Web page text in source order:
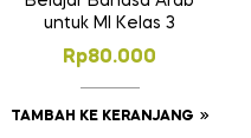
untuk MI Kelas 3
Rp80.000
TAMBAH KE KERANJANG